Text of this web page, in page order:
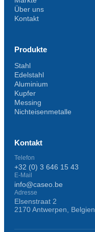
Über uns
Kontakt
Produkte
Stahl
Edelstahl
Aluminium
Kupfer
Messing
Nichteisenmetalle
Kontakt
Telefon
+32 (0) 3 646 15 43
E-Mail
info@caseo.be
Adresse
Elsenstraat 2
2170 Antwerpen, Belgien